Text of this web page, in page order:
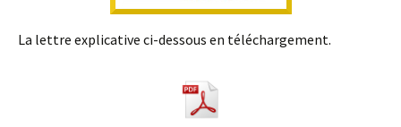
La lettre explicative ci-dessous en téléchargement.